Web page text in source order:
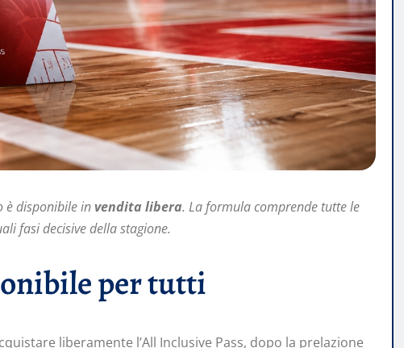
è disponibile in vendita libera. La formula comprende tutte le
fasi decisive della stagione.
per tutti
liberamente l’All Inclusive Pass, dopo la prelazione